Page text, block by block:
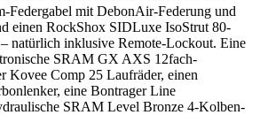
Federgabel mit DebonAir-Federung und
einen RockShox SIDLuxe IsoStrut 80-
natürlich inklusive Remote-Lockout. Eine
SRAM GX AXS 12fach-
Kovee Comp 25 Laufräder, einen
eine Bontrager Line
SRAM Level Bronze 4-Kolben-